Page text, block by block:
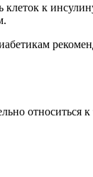
к
относиться